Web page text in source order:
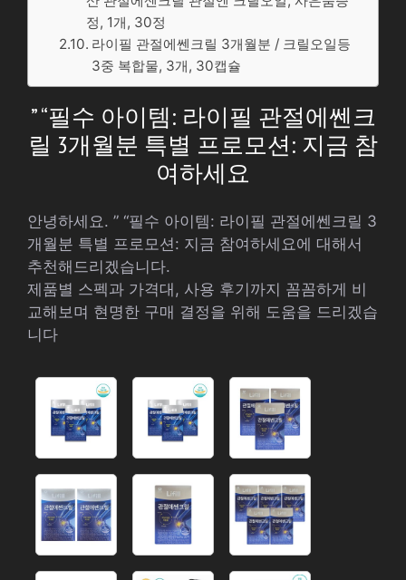
정, 1개, 30정
라이필 관절에쎈크릴 3개월분 / 크릴오일등
3중 복합물, 3개, 30캡슐
” “필수 아이템: 라이필 관절에쎈크
릴 3개월분 특별 프로모션: 지금 참
여하세요
안녕하세요. ” “필수 아이템: 라이필 관절에쎈크릴 3
개월분 특별 프로모션: 지금 참여하세요에 대해서
추천해드리겠습니다.
제품별 스펙과 가격대, 사용 후기까지 꼼꼼하게 비
교해보며 현명한 구매 결정을 위해 도움을 드리겠습
니다